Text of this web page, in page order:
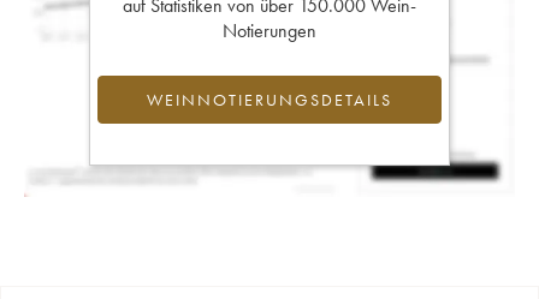
Notierungen
WEINNOTIERUNGSDETAILS